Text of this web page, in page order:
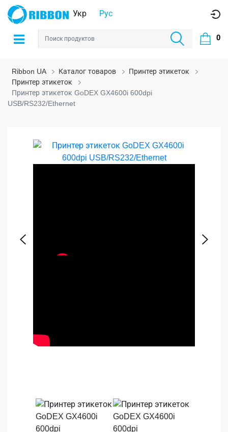
Укр Рус
0
Ribbon UA Каталог товаров
Принтер этикеток
Принтер этикеток
Принтер этикеток GoDEX GX4600i 600dpi
USB/RS232/Ethernet